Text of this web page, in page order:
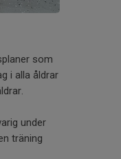
som
i alla åldrar
under
träning